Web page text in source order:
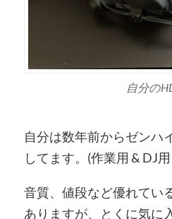
自分の
自分は数年前からゼンハ
してます。(作業用 & DJ
音質、値段など優れてい
ありますが、とくに気に